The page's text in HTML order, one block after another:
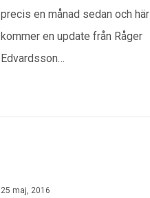
precis en månad sedan och här
kommer en update från Råger
Edvardsson…
25 maj, 2016